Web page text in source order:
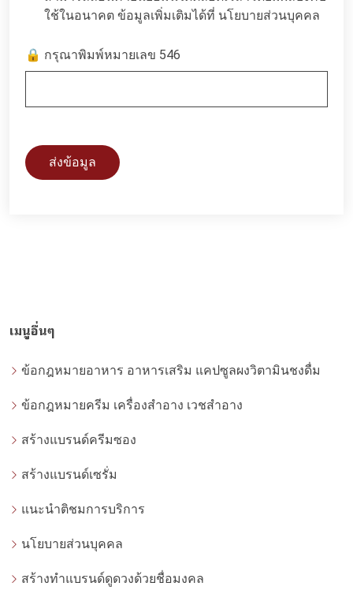
ใช้ในอนาคต ข้อมูลเพิ่มเติมได้ที่ นโยบายส่วนบุคคล
🔒 กรุณาพิมพ์หมายเลข 546
ส่งข้อมูล
เมนูอื่นๆ
ข้อกฎหมายอาหาร อาหารเสริม แคปซูลผงวิตามินชงดื่ม
ข้อกฎหมายครีม เครื่องสำอาง เวชสำอาง
สร้างแบรนด์ครีมซอง
สร้างแบรนด์เซรั่ม
แนะนำติชมการบริการ
นโยบายส่วนบุคคล
สร้างทำแบรนด์ดูดวงด้วยชื่อมงคล